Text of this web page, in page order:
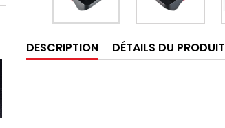
DESCRIPTION DÉTAILS DU PRODUIT